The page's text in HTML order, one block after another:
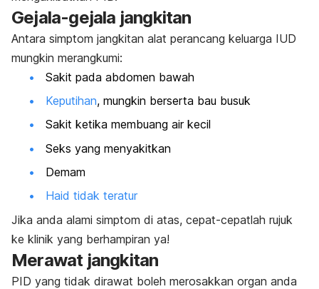
Gejala-gejala jangkitan
Antara simptom jangkitan alat perancang keluarga IUD
mungkin merangkumi:
Sakit pada abdomen bawah
Keputihan, mungkin berserta bau busuk
Sakit ketika membuang air kecil
Seks yang menyakitkan
Demam
Haid tidak teratur
Jika anda alami simptom di atas, cepat-cepatlah rujuk
ke klinik yang berhampiran ya!
Merawat jangkitan
PID yang tidak dirawat boleh merosakkan organ anda